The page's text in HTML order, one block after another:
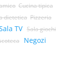
Cucina tipica
dietetica Pizzeria
TV Sala giochi
Negozi